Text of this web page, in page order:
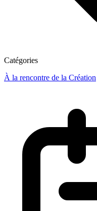
Catégories
À la rencontre de la Création